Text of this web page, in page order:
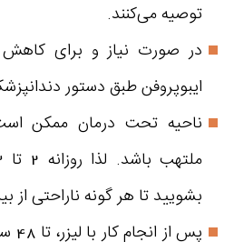
توصیه می‌کنند.
در صورت نیاز و برای کاهش
ایبوپروفن طبق دستور
بشویید تا هر گونه ناراحتی از